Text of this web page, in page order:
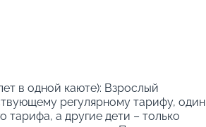
в одной каюте): Взрослый
регулярному тарифу, один
тарифа, а другие дети – только